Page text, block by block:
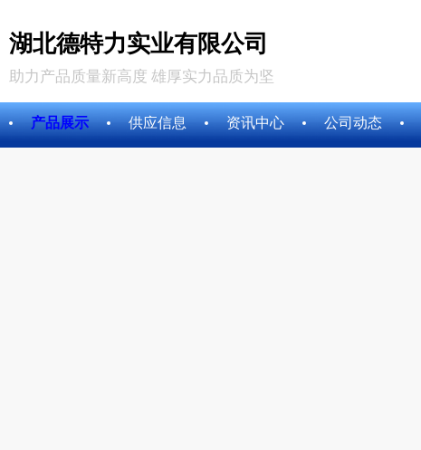
湖北德特力实业有限公司
助力产品质量新高度 雄厚实力品质为坚
产品展示 供应信息 资讯中心 公司动态